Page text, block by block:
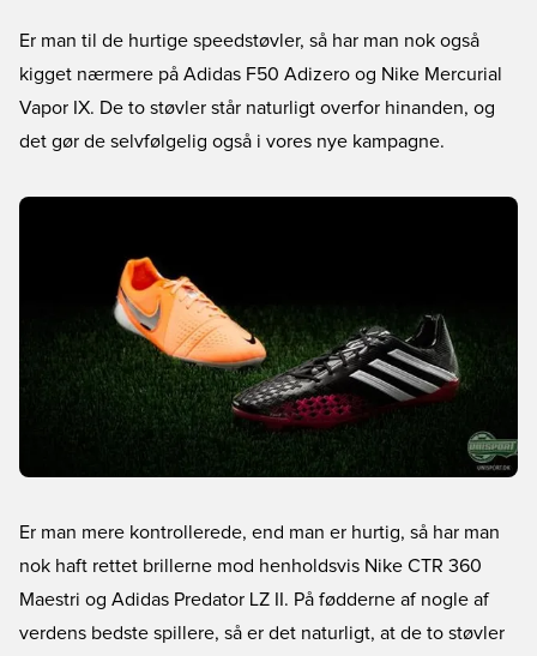
Er man til de hurtige speedstøvler, så har man nok også
kigget nærmere på Adidas F50 Adizero og Nike Mercurial
Vapor IX. De to støvler står naturligt overfor hinanden, og
det gør de selvfølgelig også i vores nye kampagne.
Er man mere kontrollerede, end man er hurtig, så har man
nok haft rettet brillerne mod henholdsvis Nike CTR 360
Maestri og Adidas Predator LZ II. På fødderne af nogle af
verdens bedste spillere, så er det naturligt, at de to støvler